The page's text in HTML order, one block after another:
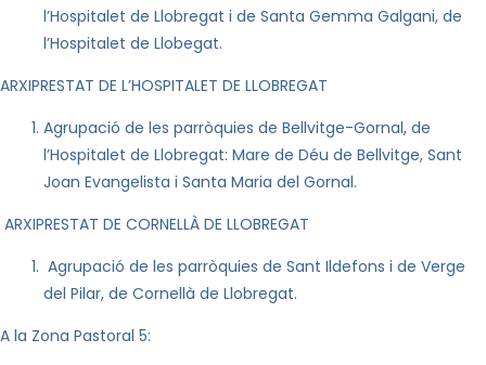
l’Hospitalet de Llobregat i de Santa Gemma Galgani, de
l’Hospitalet de Llobegat.
ARXIPRESTAT DE L’HOSPITALET DE LLOBREGAT
Agrupació de les parròquies de Bellvitge-Gornal, de
l’Hospitalet de Llobregat: Mare de Déu de Bellvitge, Sant
Joan Evangelista i Santa Maria del Gornal.
ARXIPRESTAT DE CORNELLÀ DE LLOBREGAT
Agrupació de les parròquies de Sant Ildefons i de Verge
del Pilar, de Cornellà de Llobregat.
A la Zona Pastoral 5: